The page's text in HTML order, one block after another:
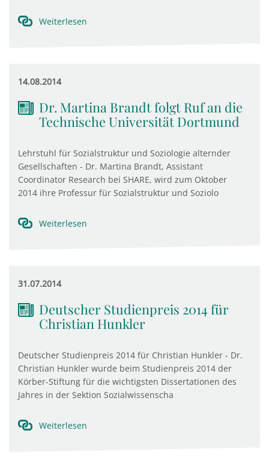
Weiterlesen
14.08.2014
Dr. Martina Brandt folgt Ruf an die
Technische Universität Dortmund
Lehrstuhl für Sozialstruktur und Soziologie alternder
Gesellschaften - Dr. Martina Brandt, Assistant
Coordinator Research bei SHARE, wird zum Oktober
2014 ihre Professur für Sozialstruktur und Soziolo
Weiterlesen
31.07.2014
Deutscher Studienpreis 2014 für
Christian Hunkler
Deutscher Studienpreis 2014 für Christian Hunkler - Dr.
Christian Hunkler wurde beim Studienpreis 2014 der
Körber-Stiftung für die wichtigsten Dissertationen des
Jahres in der Sektion Sozialwissenscha
Weiterlesen